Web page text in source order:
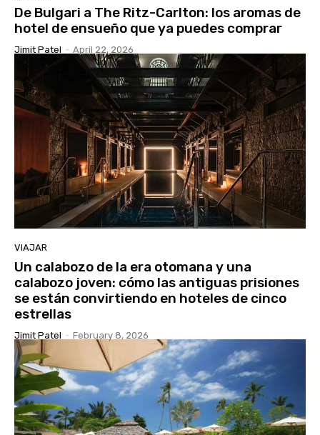
De Bulgari a The Ritz-Carlton: los aromas de
hotel de ensueño que ya puedes comprar
Jimit Patel - April 22, 2026
VIAJAR
Un calabozo de la era otomana y una
calabozo joven: cómo las antiguas prisiones
se están convirtiendo en hoteles de cinco
estrellas
Jimit Patel - February 8, 2026